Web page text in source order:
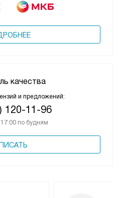
качества
и предложений:
120-11-96
по будням